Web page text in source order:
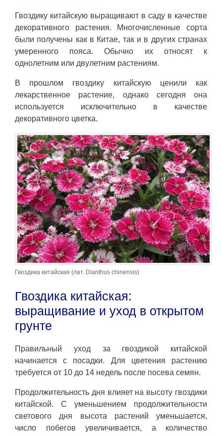
Гвоздику китайскую выращивают в саду в качестве
декоративного растения. Многочисленные сорта
были получены как в Китае, так и в других странах
умеренного пояса. Обычно их относят к
однолетним или двулетним растениям.
В прошлом гвоздику китайскую ценили как
лекарственное растение, однако сегодня она
используется исключительно в качестве
декоративного цветка.
Гвоздика китайская (лат. Dianthus chinensis)
Гвоздика китайская:
выращивание и уход в открытом
грунте
Правильный уход за гвоздикой китайской
начинается с посадки. Для цветения растению
требуется от 10 до 14 недель после посева семян.
Продолжительность дня влияет на высоту гвоздики
китайской. С уменьшением продолжительности
светового дня высота растений уменьшается,
число побегов увеличивается, а количество